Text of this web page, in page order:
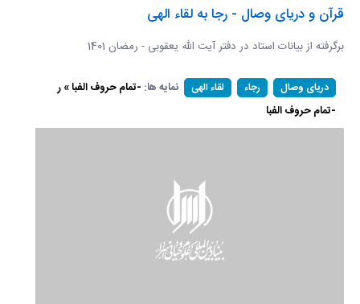
قرآن و دریای وصال - رجا به لقاء الهی
برگرفته از بیانات استاد در دفتر آیت الله یعقوبی - رمضان 1401
دریای وصال رجاء لقاء الهی نمایه ها: -تمام حروف الفبا » ر
-تمام حروف الفبا